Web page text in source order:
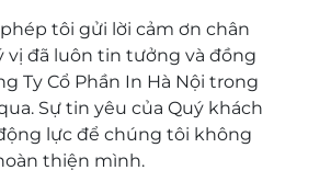
tôi gửi lời cảm ơn chân
vị đã luôn tin tưởng và đồng
Ty Cổ Phần In Hà Nội trong
Sự tin yêu của Quý khách
lực để chúng tôi không
thiện mình.